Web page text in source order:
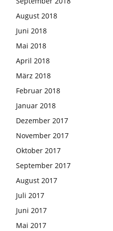
August 2018
Juni 2018
Mai 2018
April 2018
März 2018
Februar 2018
Januar 2018
Dezember 2017
November 2017
Oktober 2017
September 2017
August 2017
Juli 2017
Juni 2017
Mai 2017